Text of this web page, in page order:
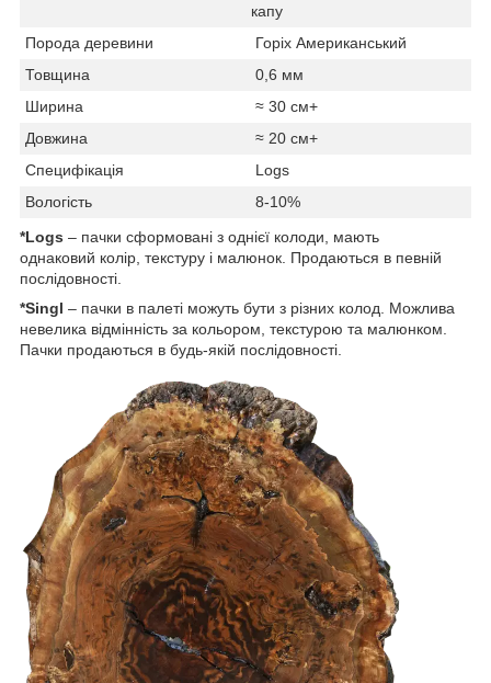
капу
Порода деревини
Горіх Американський
Товщина
0,6 мм
Ширина
≈ 30 см+
Довжина
≈ 20 см+
Специфікація
Logs
Вологість
8-10%
*Logs – пачки сформовані з однієї колоди, мають
однаковий колір, текстуру і малюнок. Продаються в певній
послідовності.
*Singl – пачки в палеті можуть бути з різних колод. Можлива
невелика відмінність за кольором, текстурою та малюнком.
Пачки продаються в будь-якій послідовності.